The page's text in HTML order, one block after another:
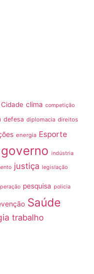
Cidade clima competição
defesa diplomacia direitos
energia Esporte
governo indústria
justiça legislação
pesquisa policia
Saúde
trabalho